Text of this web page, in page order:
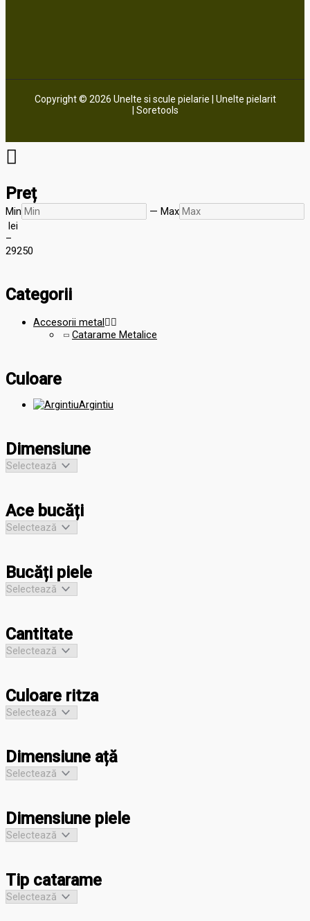
Copyright © 2026 Unelte si scule pielarie | Unelte pielarit
| Soretools
Preț
Min — Max
lei
–
29250
Categorii
Accesorii metal
Catarame Metalice
Culoare
Argintiu
Dimensiune
Ace bucăți
Bucăți piele
Cantitate
Culoare ritza
Dimensiune ață
Dimensiune piele
Tip catarame